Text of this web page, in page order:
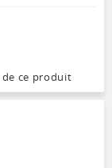
de ce produit